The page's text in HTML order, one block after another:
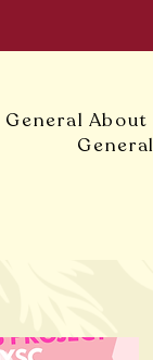
General About
General